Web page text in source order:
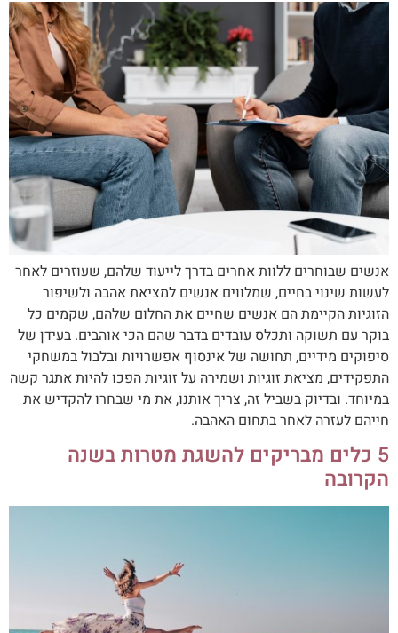
אנשים שבוחרים ללוות אחרים בדרך לייעוד שלהם, שעוזרים לאחר
לעשות שינוי בחיים, שמלווים אנשים למציאת אהבה ולשיפור
הזוגיות הקיימת הם אנשים שחיים את החלום שלהם, שקמים כל
בוקר עם תשוקה ותכלס עובדים בדבר שהם הכי אוהבים. בעידן של
סיפוקים מידיים, תחושה של אינסוף אפשרויות ובלבול במשחקי
התפקידים, מציאת זוגיות ושמירה על זוגיות הפכו להיות אתגר קשה
במיוחד. ובדיוק בשביל זה, צריך אותנו, את מי שבחרו להקדיש את
חייהם לעזרה לאחר בתחום האהבה.
5 כלים מבריקים להשגת מטרות בשנה
הקרובה